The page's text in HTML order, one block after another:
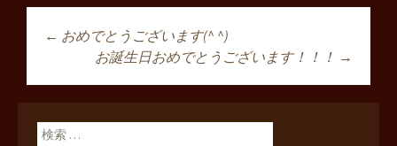
投稿ナビゲーショ
ン
← おめでとうございます(^ ^)
お誕生日おめでとうございます！！！ →
検索: